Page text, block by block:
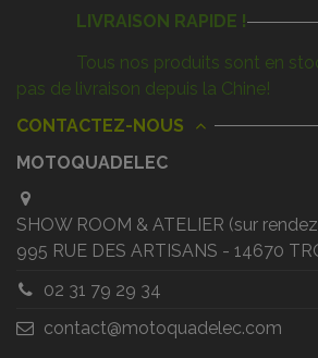
LIVRAISON RAPIDE !
Tous nos produits sont en
pas de livraison depuis la Chine!
CONTACTEZ-NOUS
MOTOQUADELEC
SHOW ROOM & ATELIER (sur
995 RUE DES ARTISANS - 14670
02 31 79 29 34
contact@motoquadelec.com